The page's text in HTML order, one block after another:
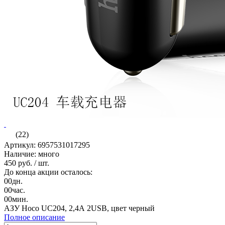
(22)
Артикул: 6957531017295
Наличие: много
450 руб. / шт.
До конца акции осталось:
00дн.
00час.
00мин.
АЗУ Hoco UC204, 2,4А 2USB, цвет черный
Полное описание